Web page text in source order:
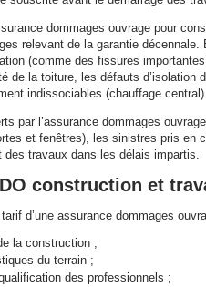
dommages ouvrage pour
relevant de la garantie
(comme des fissures
de la toiture, les défauts
indissociables (chauffage central).
par l’assurance dommages
et fenêtres), les sinistres pris en
des travaux dans les délais impartis.
construction et
d’une assurance dommages
la construction ;
du terrain ;
des professionnels ;